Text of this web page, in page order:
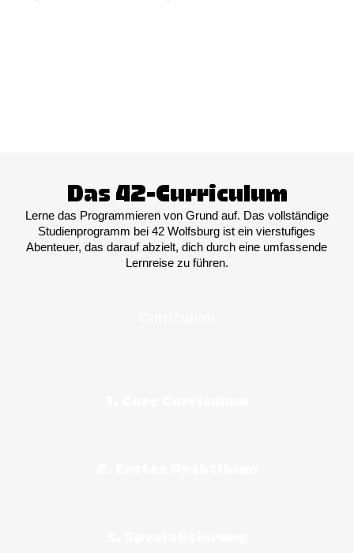
Das 42-Curriculum
Lerne das Programmieren von Grund auf. Das vollständige
Studienprogramm bei 42 Wolfsburg ist ein vierstufiges
Abenteuer, das darauf abzielt, dich durch eine umfassende
Lernreise zu führen.